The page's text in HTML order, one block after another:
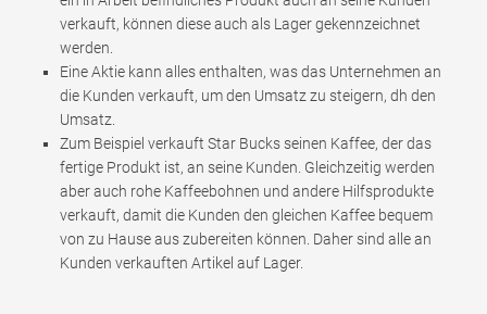
verkauft, können diese auch als Lager gekennzeichnet
werden.
Eine Aktie kann alles enthalten, was das Unternehmen an
die Kunden verkauft, um den Umsatz zu steigern, dh den
Umsatz.
Zum Beispiel verkauft Star Bucks seinen Kaffee, der das
fertige Produkt ist, an seine Kunden. Gleichzeitig werden
aber auch rohe Kaffeebohnen und andere Hilfsprodukte
verkauft, damit die Kunden den gleichen Kaffee bequem
von zu Hause aus zubereiten können. Daher sind alle an
Kunden verkauften Artikel auf Lager.